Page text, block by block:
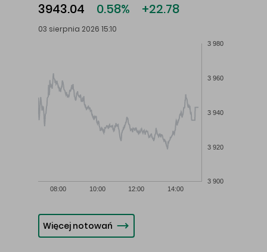
3943.04 0.58% +22.78
03 sierpnia 2026 15:10
08:00 10:00 12:00 14:00
3 900
3 920
3 940
3 960
3 980
Więcej notowań